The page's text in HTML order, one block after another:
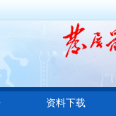
资料下载